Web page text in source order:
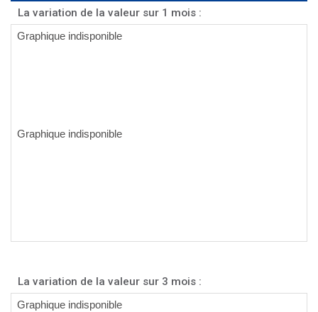
La variation de la valeur sur 1 mois :
La variation de la valeur sur 3 mois :